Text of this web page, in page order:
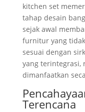
kitchen set
tahap desain
sejak awal
furnitur yang
sesuai dengan
yang terintegrasi,
dimanfaatkan
Terencana